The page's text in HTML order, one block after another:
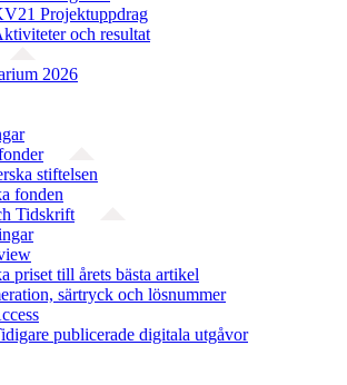
Projektuppdrag
och resultat
2026
stiftelsen
fonden
Tidskrift
priset till årets bästa artikel
särtryck och lösnummer
publicerade digitala utgåvor